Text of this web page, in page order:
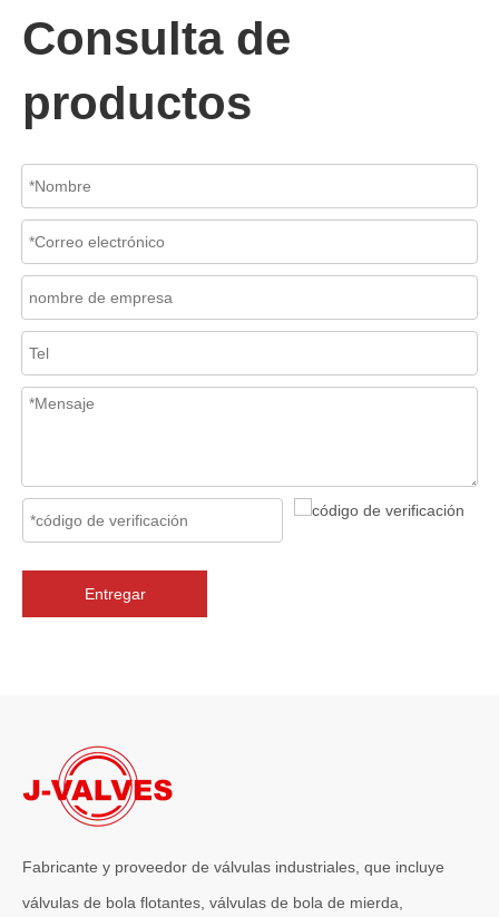
En los sistemas de tuberías industriales, mantener la calidad del
J-VALVES fabrica válvulas de compuerta WCB de gran
Consulta de
productos
Entregar
Fabricante y proveedor de válvulas industriales, que incluye
válvulas de bola flotantes, válvulas de bola de mierda,